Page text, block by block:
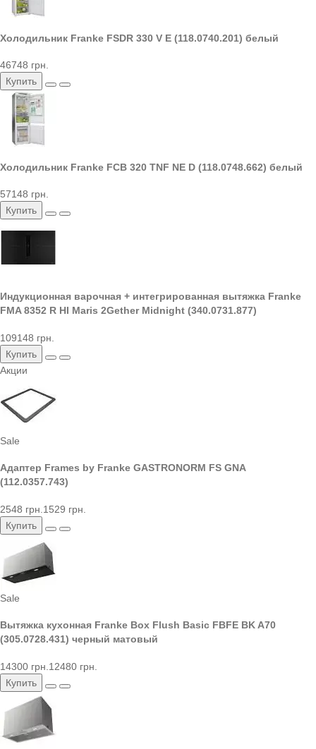
Холодильник Franke FSDR 330 V E (118.0740.201) белый
46748 грн.
Купить
Холодильник Franke FCB 320 TNF NE D (118.0748.662) белый
57148 грн.
Купить
Индукционная варочная + интегрированная вытяжка Franke
FMA 8352 R HI Maris 2Gether Midnight (340.0731.877)
109148 грн.
Купить
Акции
Sale
Адаптер Frames by Franke GASTRONORM FS GNA
(112.0357.743)
2548 грн. 1529 грн.
Купить
Sale
Вытяжка кухонная Franke Box Flush Basic FBFE BK A70
(305.0728.431) черный матовый
14300 грн. 12480 грн.
Купить